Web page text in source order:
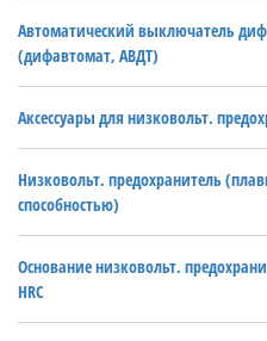
Автоматический выключатель
(дифавтомат, АВДТ)
Аксессуары для низковольт.
Низковольт. предохранитель
способностью)
Основание низковольт.
HRC